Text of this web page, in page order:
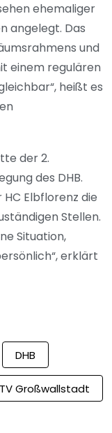
ehemaliger
angelegt. Das
und
einem regulären
heißt es
der 2.
des DHB.
Elbflorenz die
Stellen.
Situation,
erklärt
DHB
TV Großwallstadt